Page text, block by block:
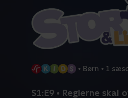
• Børn • 1
S1:E9 • Reglerne skal